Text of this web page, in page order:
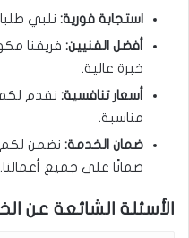
استجابة فورية: نلبي
أفضل الفنيين: فريقنا
خبرة عالية.
أسعار تنافسية: نقدم لكم
مناسبة.
ضمان الخدمة: نضمن لكم
ضمانًا على جميع أعمالنا.
الأسئلة الشائعة عن